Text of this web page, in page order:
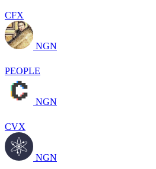
CFX
NGN
PEOPLE
NGN
CVX
NGN